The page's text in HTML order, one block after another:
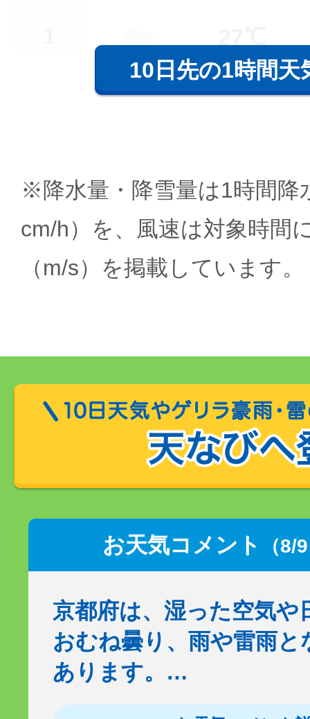
10日先の1時間天
※降水量・降雪量は1時間降
cm/h）を、風速は対象時間
（m/s）を掲載しています。
お天気コメント （8/
京都府は、湿った空気や
おむね曇り、雨や雷雨
あります。…